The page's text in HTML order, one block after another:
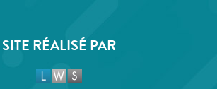
SITE RÉALISÉ PAR